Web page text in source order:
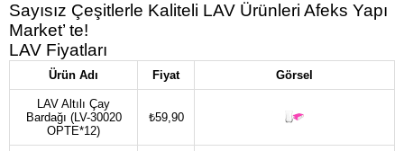
Sayısız Çeşitlerle Kaliteli LAV Ürünleri Afeks Yapı
Market’ te!
LAV Fiyatları
Ürün Adı Fiyat Görsel
LAV Altılı Çay
Bardağı (LV-30020
OPTE*12)
₺59,90